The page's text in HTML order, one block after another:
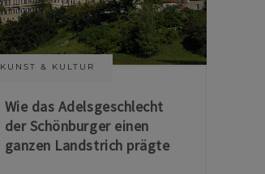
KUNST & KULTUR
Wie das Adelsgeschlecht
der Schönburger einen
ganzen Landstrich prägte